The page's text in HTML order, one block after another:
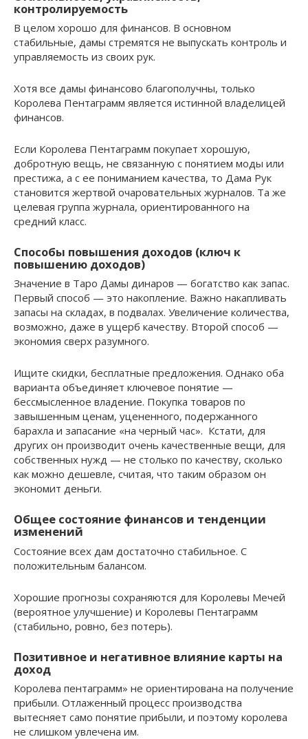
контролируемость
В целом хорошо для финансов. В основном
стабильные, дамы стремятся не выпускать контроль и
управляемость из своих рук.
Хотя все дамы финансово благополучны, только
Королева Пентаграмм является истинной владелицей
финансов.
Если Королева Пентаграмм покупает хорошую,
добротную вещь, не связанную с понятием моды или
престижа, а с ее пониманием качества, то Дама Рук
становится жертвой очаровательных журналов. Та же
целевая группа журнала, ориентированного на
средний класс.
Способы повышения доходов (ключ к
повышению доходов)
Значение в Таро Дамы динаров — богатство как запас.
Первый способ — это накопление. Важно накапливать
запасы на складах, в подвалах. Увеличение количества,
возможно, даже в ущерб качеству. Второй способ —
экономия сверх разумного.
Ищите скидки, бесплатные предложения. Однако оба
варианта объединяет ключевое понятие —
бессмысленное владение. Покупка товаров по
завышенным ценам, уцененного, подержанного
барахла и запасание «на черный час». Кстати, для
других он производит очень качественные вещи, для
собственных нужд — не столько по качеству, сколько
как можно дешевле, считая, что таким образом он
экономит деньги.
Общее состояние финансов и тенденции
изменений
Состояние всех дам достаточно стабильное. С
положительным балансом.
Хорошие прогнозы сохраняются для Королевы Мечей
(вероятное улучшение) и Королевы Пентаграмм
(стабильно, ровно, без потерь).
Позитивное и негативное влияние карты на
доход
Королева пентаграмм» не ориентирована на получение
прибыли. Отлаженный процесс производства
вытесняет само понятие прибыли, и поэтому королева
не слишком увлечена им.